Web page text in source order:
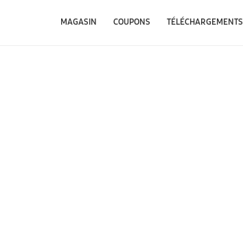
MAGASIN COUPONS TÉLÉCHARGEMENTS